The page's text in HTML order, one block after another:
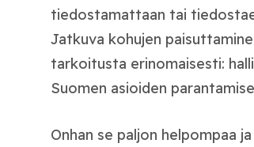
tiedostamattaan tai
Jatkuva kohujen
tarkoitusta erinomaisesti:
Suomen asioiden
Onhan se paljon helpompaa